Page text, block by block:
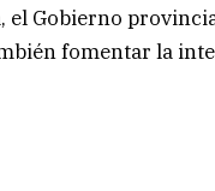
el Gobierno
fomentar la